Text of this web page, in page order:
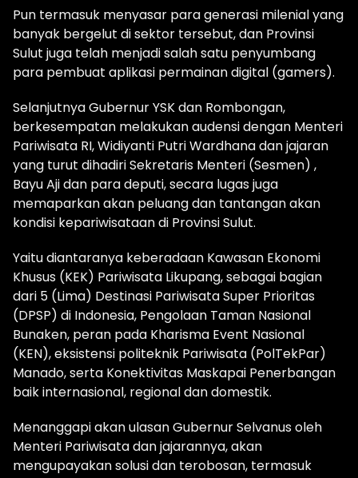
Pun termasuk menyasar para generasi milenial yang
banyak bergelut di sektor tersebut, dan Provinsi
Sulut juga telah menjadi salah satu penyumbang
para pembuat aplikasi permainan digital (gamers).
Selanjutnya Gubernur YSK dan Rombongan,
berkesempatan melakukan audensi dengan Menteri
Pariwisata RI, Widiyanti Putri Wardhana dan jajaran
yang turut dihadiri Sekretaris Menteri (Sesmen) ,
Bayu Aji dan para deputi, secara lugas juga
memaparkan akan peluang dan tantangan akan
kondisi kepariwisataan di Provinsi Sulut.
Yaitu diantaranya keberadaan Kawasan Ekonomi
Khusus (KEK) Pariwisata Likupang, sebagai bagian
dari 5 (Lima) Destinasi Pariwisata Super Prioritas
(DPSP) di Indonesia, Pengolaan Taman Nasional
Bunaken, peran pada Kharisma Event Nasional
(KEN), eksistensi politeknik Pariwisata (PolTekPar)
Manado, serta Konektivitas Maskapai Penerbangan
baik internasional, regional dan domestik.
Menanggapi akan ulasan Gubernur Selvanus oleh
Menteri Pariwisata dan jajarannya, akan
mengupayakan solusi dan terobosan, termasuk